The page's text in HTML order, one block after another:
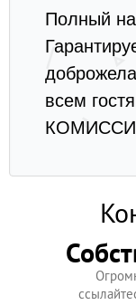
Полный
всем